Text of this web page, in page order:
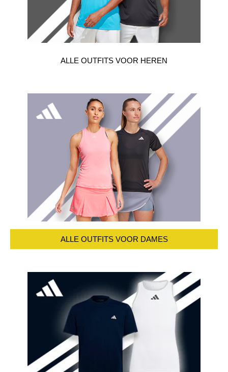
ALLE OUTFITS VOOR HEREN
ALLE OUTFITS VOOR DAMES